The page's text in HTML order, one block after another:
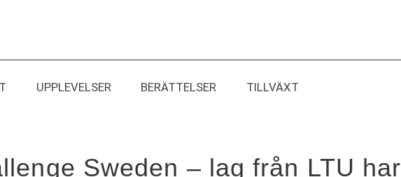
UPPLEVELSER BERÄTTELSER TILLVÄXT
Sweden – lag från LTU har